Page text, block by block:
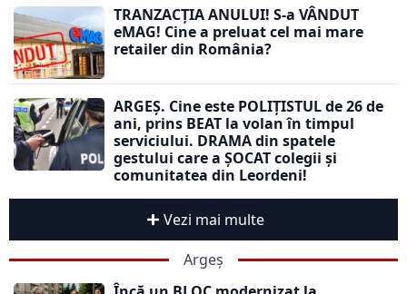
TRANZACȚIA ANULUI! S-a VÂNDUT
eMAG! Cine a preluat cel mai mare
retailer din România?
ARGEȘ. Cine este POLIȚISTUL de 26 de
ani, prins BEAT la volan în timpul
serviciului. DRAMA din spatele
gestului care a ȘOCAT colegii și
comunitatea din Leordeni!
Vezi mai multe
Argeș